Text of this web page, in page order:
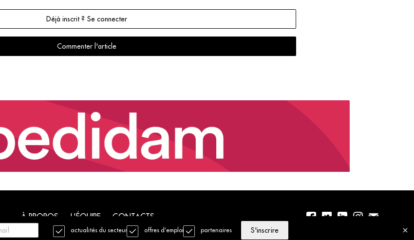
actualités du secteur offres d’emploi partenaires S'inscrire
Déjà inscrit ? Se connecter
Commenter l'article
À PROPOS L'ÉQUIPE CONTACTS